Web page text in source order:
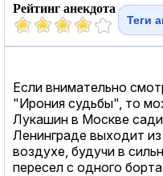
Рейтинг анекдота
Теги
Если внимательно
"Ирония судьбы", то
Лукашин в Москве
Ленинграде выходит
воздухе, будучи в
пересел с одного